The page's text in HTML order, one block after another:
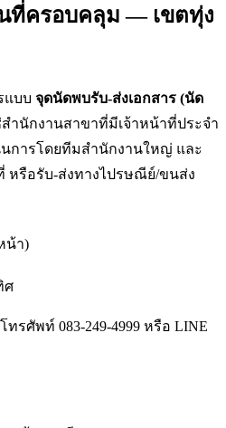
ที่ครอบคลุม — เขตทุ่ง
แบบ จุดนัดพบรับ-ส่งเอกสาร (นัด
ำนักงานสาขาที่มีเจ้าหน้าที่ประจำ
การโดยทีมสำนักงานใหญ่ และ
หรือรับ-ส่งทางไปรษณีย์/ขนส่ง
น้า)
ศ
รศัพท์ 083-249-4999 หรือ LINE